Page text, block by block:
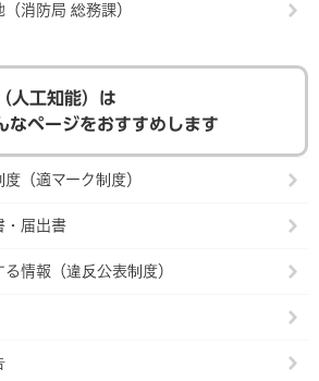
消防局 総務課）
人工知能）は
なページをおすすめします
（適マーク制度）
・届出書
情報（違反公表制度）